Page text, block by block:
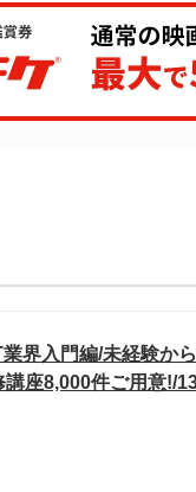
界入門編/未経験か
座8,000件ご用意!/